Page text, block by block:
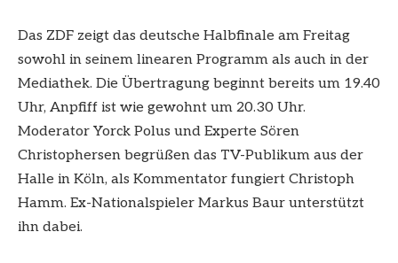
Das ZDF zeigt das deutsche Halbfinale am Freitag
sowohl in seinem linearen Programm als auch in der
Mediathek. Die Übertragung beginnt bereits um 19.40
Uhr, Anpfiff ist wie gewohnt um 20.30 Uhr.
Moderator Yorck Polus und Experte Sören
Christophersen begrüßen das TV-Publikum aus der
Halle in Köln, als Kommentator fungiert Christoph
Hamm. Ex-Nationalspieler Markus Baur unterstützt
ihn dabei.